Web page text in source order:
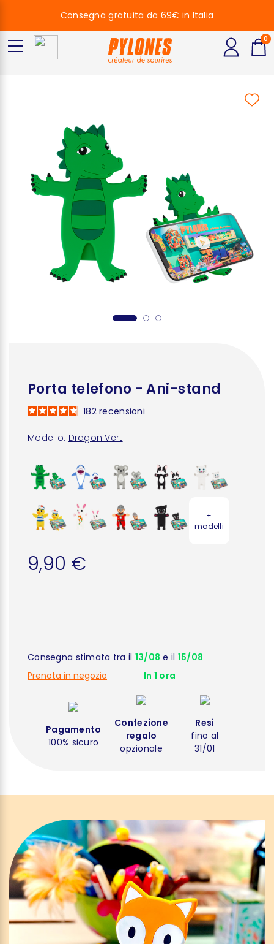
Porta telefono - Ani-stand
Modello: Dragon Vert
182recensioni
+
modelli
9,90 €
Consegna stimata tra il 13/08 e il 15/08
Prenota in negozio
In 1 ora
Pagamento
100% sicuro
Confezione
regalo
opzionale
Resi
fino al
31/01
Consegna gratuita da 69€ in Italia
0